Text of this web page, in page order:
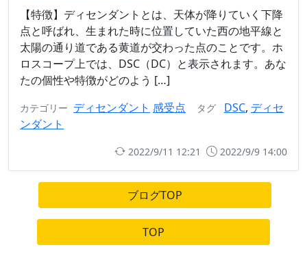
【特徴】ディセンダントとは、天体が降りていく下降
点と呼ばれ、生まれた時に位置していた西の地平線と
太陽の通り道である黄道が交わった点のことです。ホ
ロスコープ上では、DSC（DC）と表示されます。あな
たの個性や特徴がどのよう […]
カテゴリー ディセンダント 感受点 タグ DSC, ディセ
ンダント
2022/9/11 12:21 2022/9/9 14:00
ブログTOP
TOP